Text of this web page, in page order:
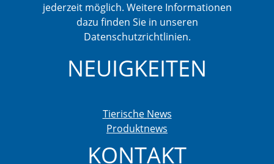
jederzeit möglich. Weitere Informationen
dazu finden Sie in unseren
Datenschutzrichtlinien.
NEUIGKEITEN
Tierische News
Produktnews
KONTAKT